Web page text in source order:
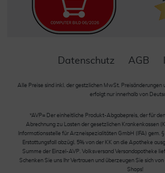
Datenschutz AGB
Alle Preise sind inkl. der gestzlichen MwSt. Preisänderungen
erfolgt nur innerhalb von
*AVP= Der einheitliche Produkt-Abgabepreis, der für
Abrechnung zu Lasten der gesetzlichen Krankenkassen
Informationsstelle für Arzneispezialitäten GmbH (IFA) gem.
Erstattungsfall abzügl. 5% von der KK an die Apotheke
Summe der Einzel-AVP. Volksversand Versandapotheke
Schenken Sie uns Ihr Vertrauen und überzeugen Sie sich
Shops!